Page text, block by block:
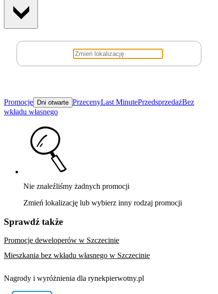
Promocje Dni otwarte PrzecenyLast MinutePrzedsprzedażBez
wkładu własnego
Nie znaleźliśmy żadnych promocji
Zmień lokalizację lub wybierz inny rodzaj promocji
Sprawdź także
Promocje deweloperów w Szczecinie
Mieszkania bez wkładu własnego w Szczecinie
Nagrody i wyróżnienia dla rynekpierwotny.pl